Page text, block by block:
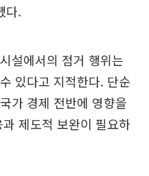
다.
설에서의 점거 행위는
있다고 지적한다. 단순
가 경제 전반에 영향을
제도적 보완이 필요하